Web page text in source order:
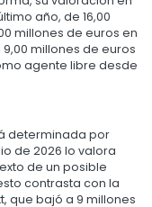
año, de 16,00
millones de euros en
millones de euros
agente libre desde
determinada por
de 2026 lo valora
de un posible
contrasta con la
que bajó a 9 millones